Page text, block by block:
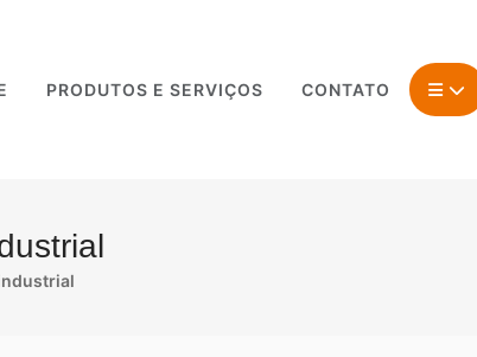
PRODUTOS E SERVIÇOS CONTATO